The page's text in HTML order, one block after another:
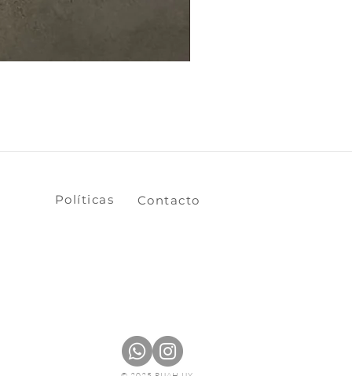
​​​​Políticas ​​​​Contacto